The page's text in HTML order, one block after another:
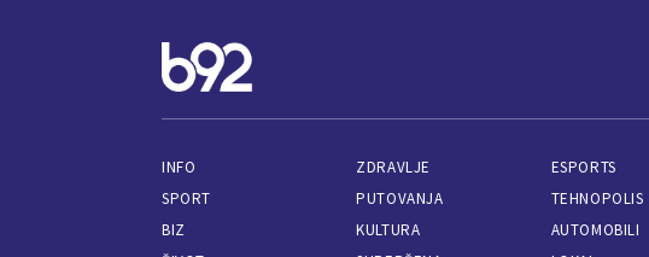
INFO
SPORT
BIZ
ZDRAVLJE
PUTOVANJA
KULTURA
ESPORTS
TEHNOPOLIS
AUTOMOBILI